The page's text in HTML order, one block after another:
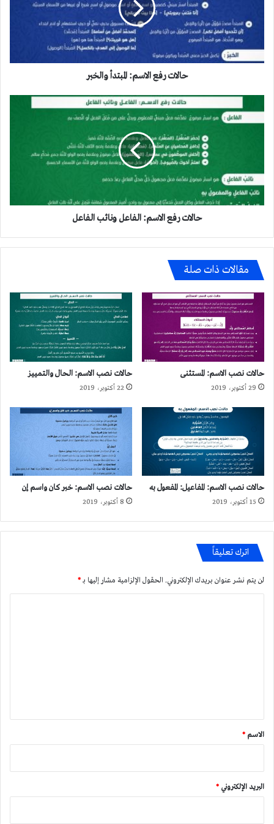
حالات رفع الاسم: المبتدأ والخبر
رفع
الاسم:
حالات رفع الاسم: الفاعل ونائب الفاعل
مقالات ذات صلة
حالات نصب الاسم: المستثنى
29 أكتوبر، 2019
حالات نصب الاسم: الحال والتمييز
22 أكتوبر، 2019
حالات نصب الاسم: المفاعيل: المفعول به
15 أكتوبر، 2019
حالات نصب الاسم: خبر كان واسم إن
8 أكتوبر، 2019
اترك تعليقاً
لن يتم نشر عنوان بريدك الإلكتروني. الحقول الإلزامية مشار إليها بـ*
*
الاسم *
البريد الإلكتروني *